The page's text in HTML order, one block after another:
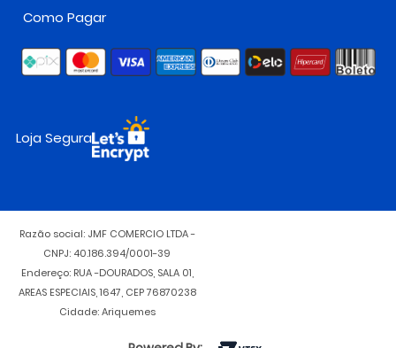
Como Pagar
Loja Segura
Razão social: JMF COMERCIO LTDA -
CNPJ: 40.186.394/0001-39
Endereço: RUA -DOURADOS, SALA 01,
AREAS ESPECIAIS, 1647, CEP 76870238
Cidade: Ariquemes